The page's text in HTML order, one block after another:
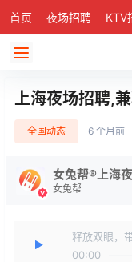
首页 夜场招聘 KTV
上海夜场招聘,
全国动态 6 个月前
女兔帮®上海
女兔帮
释放双眼，
00:00